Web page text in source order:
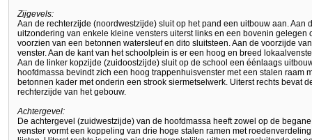
Zijgevels:
Aan de rechterzijde (noordwestzijde) sluit op het pand een uitbouw aan. Aan
uitzondering van enkele kleine vensters uiterst links en een bovenin gelegen
voorzien van een betonnen watersleuf en dito sluitsteen. Aan de voorzijde
venster. Aan de kant van het schoolplein is er een hoog en breed
Aan de linker kopzijde (zuidoostzijde) sluit op de school een éénlaags
hoofdmassa bevindt zich een hoog trappenhuisvenster met een stalen raam
betonnen kader met onderin een strook siermetselwerk. Uiterst rechts bevat
rechterzijde van het gebouw.
Achtergevel:
De achtergevel (zuidwestzijde) van de hoofdmassa heeft zowel op de
venster vormt een koppeling van drie hoge stalen ramen met